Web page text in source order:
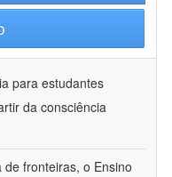
para estudantes
da consciência
fronteiras, o Ensino